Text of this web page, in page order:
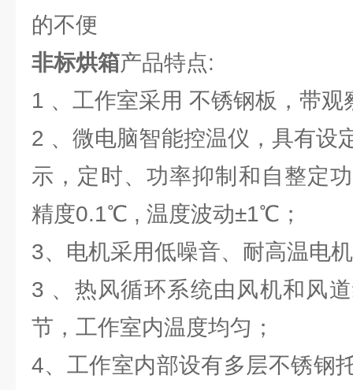
的不便
非标烘箱产品特点:
1 、工作室采用 不锈钢板，带
2 、微电脑智能控温仪，具有设
示，定时、功率抑制和自整定
精度0.1℃ , 温度波动±1℃；
3、电机采用低噪音、耐高温电
3 、热风循环系统由风机和风
节，工作室内温度均匀；
4、工作室内部设有多层不锈钢